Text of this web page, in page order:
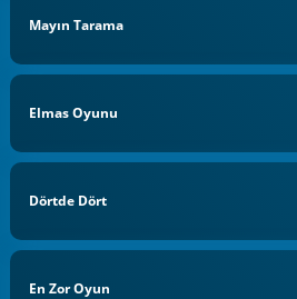
Mayın Tarama
Elmas Oyunu
Dörtde Dört
En Zor Oyun